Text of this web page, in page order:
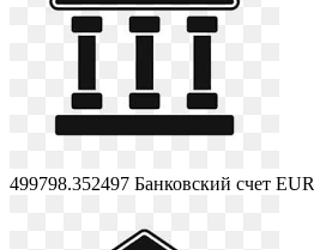
499798.352497 Банковский счет EUR